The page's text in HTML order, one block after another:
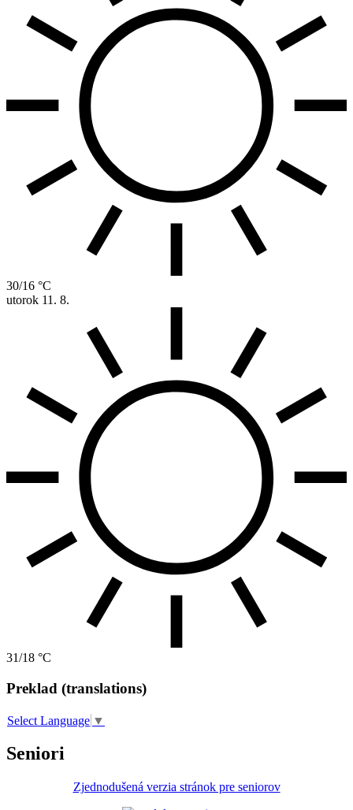
30/16 °C
utorok 11. 8.
31/18 °C
Preklad (translations)
Select Language ▼
Seniori
Zjednodušená verzia stránok pre seniorov